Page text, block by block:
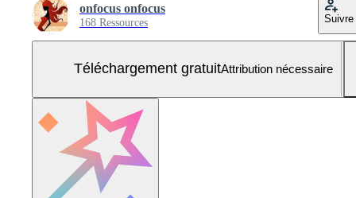
onfocus onfocus
168 Ressources Suivre
Téléchargement gratuitAttribution nécessaire